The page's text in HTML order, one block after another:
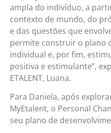
ampla do indivíduo, a
contexto de mundo, do
e das questões que
permite construir o plano
individual e, por fim,
positiva e estimulante”,
ETALENT, Luana.
Para Daniela, após
MyEtalent, o Personal
seu plano de